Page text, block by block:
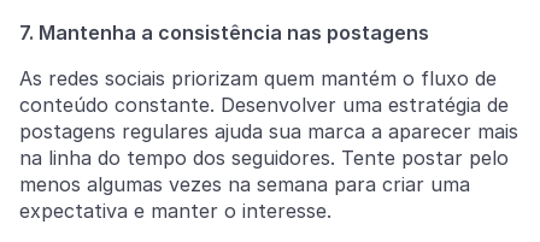
7. Mantenha a consistência nas postagens
As redes sociais priorizam quem mantém o fluxo de
conteúdo constante. Desenvolver uma estratégia de
postagens regulares ajuda sua marca a aparecer mais
na linha do tempo dos seguidores. Tente postar pelo
menos algumas vezes na semana para criar uma
expectativa e manter o interesse.